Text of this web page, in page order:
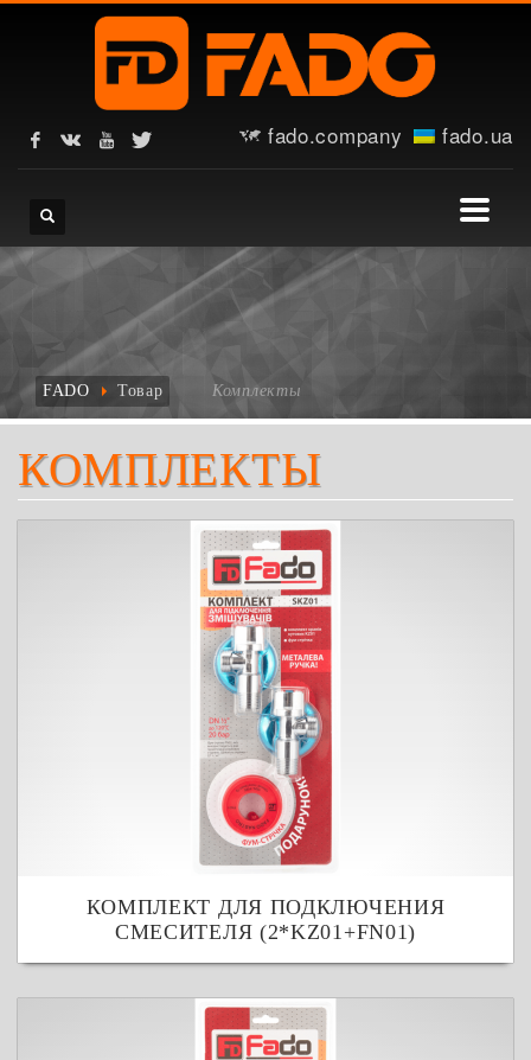
fado.company fado.ua
FADO Товар Комплекты
КОМПЛЕКТЫ
КОМПЛЕКТ ДЛЯ ПОДКЛЮЧЕНИЯ
СМЕСИТЕЛЯ (2*KZ01+FN01)